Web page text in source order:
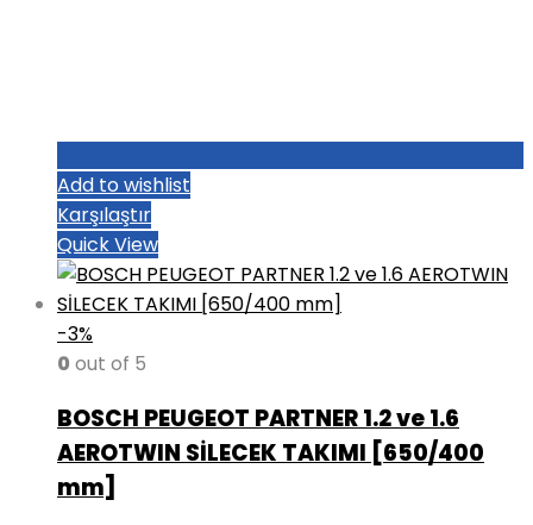
Add to wishlist
Karşılaştır
Quick View
-3%
0 out of 5
BOSCH PEUGEOT PARTNER 1.2 ve 1.6
AEROTWIN SİLECEK TAKIMI [650/400
mm]